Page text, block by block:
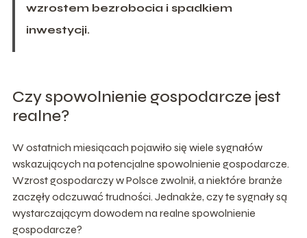
wzrostem bezrobocia i spadkiem
inwestycji.
Czy spowolnienie gospodarcze jest
realne?
W ostatnich miesiącach pojawiło się wiele sygnałów
wskazujących na potencjalne spowolnienie gospodarcze.
Wzrost gospodarczy w Polsce zwolnił, a niektóre branże
zaczęły odczuwać trudności. Jednakże, czy te sygnały są
wystarczającym dowodem na realne spowolnienie
gospodarcze?